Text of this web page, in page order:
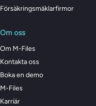
Försäkringsmäklarfirmor
Om oss
Om M-Files
Kontakta oss
Boka en demo
M-Files
Karriär